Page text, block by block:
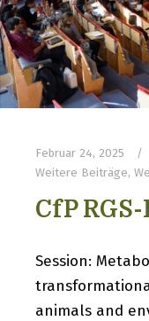
Februar 24, 2025
Weitere Beiträge,
CfP
Session:
animals and